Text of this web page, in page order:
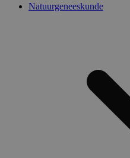
Natuurgeneeskunde